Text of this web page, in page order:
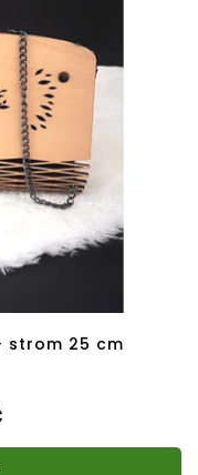
strom 25 cm